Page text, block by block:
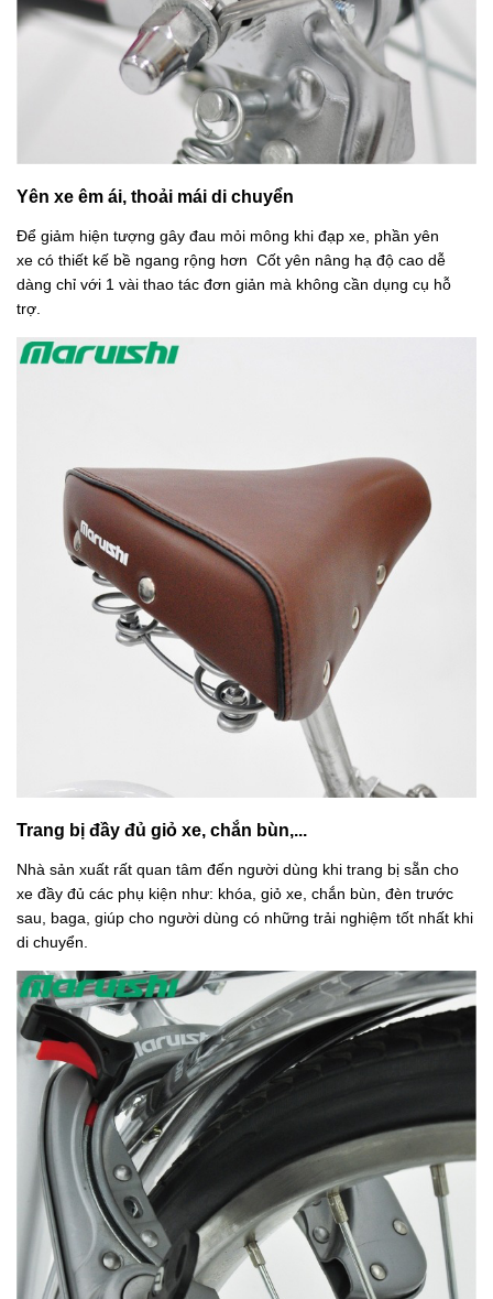
Yên xe êm ái, thoải mái di chuyển
Để giảm hiện tượng gây đau mỏi mông khi đạp xe, phần yên
xe có thiết kế bề ngang rộng hơn Cốt yên nâng hạ độ cao dễ
dàng chỉ với 1 vài thao tác đơn giản mà không cần dụng cụ hỗ
trợ.
Trang bị đầy đủ giỏ xe, chắn bùn,...
Nhà sản xuất rất quan tâm đến người dùng khi trang bị sẵn cho
xe đầy đủ các phụ kiện như: khóa, giỏ xe, chắn bùn, đèn trước
sau, baga, giúp cho người dùng có những trải nghiệm tốt nhất khi
di chuyển.